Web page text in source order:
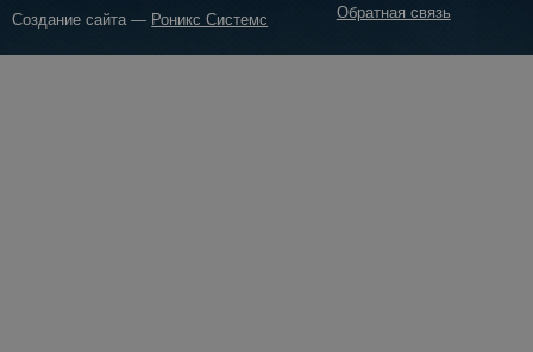
Создание сайта — Роникс Системс Обратная связь